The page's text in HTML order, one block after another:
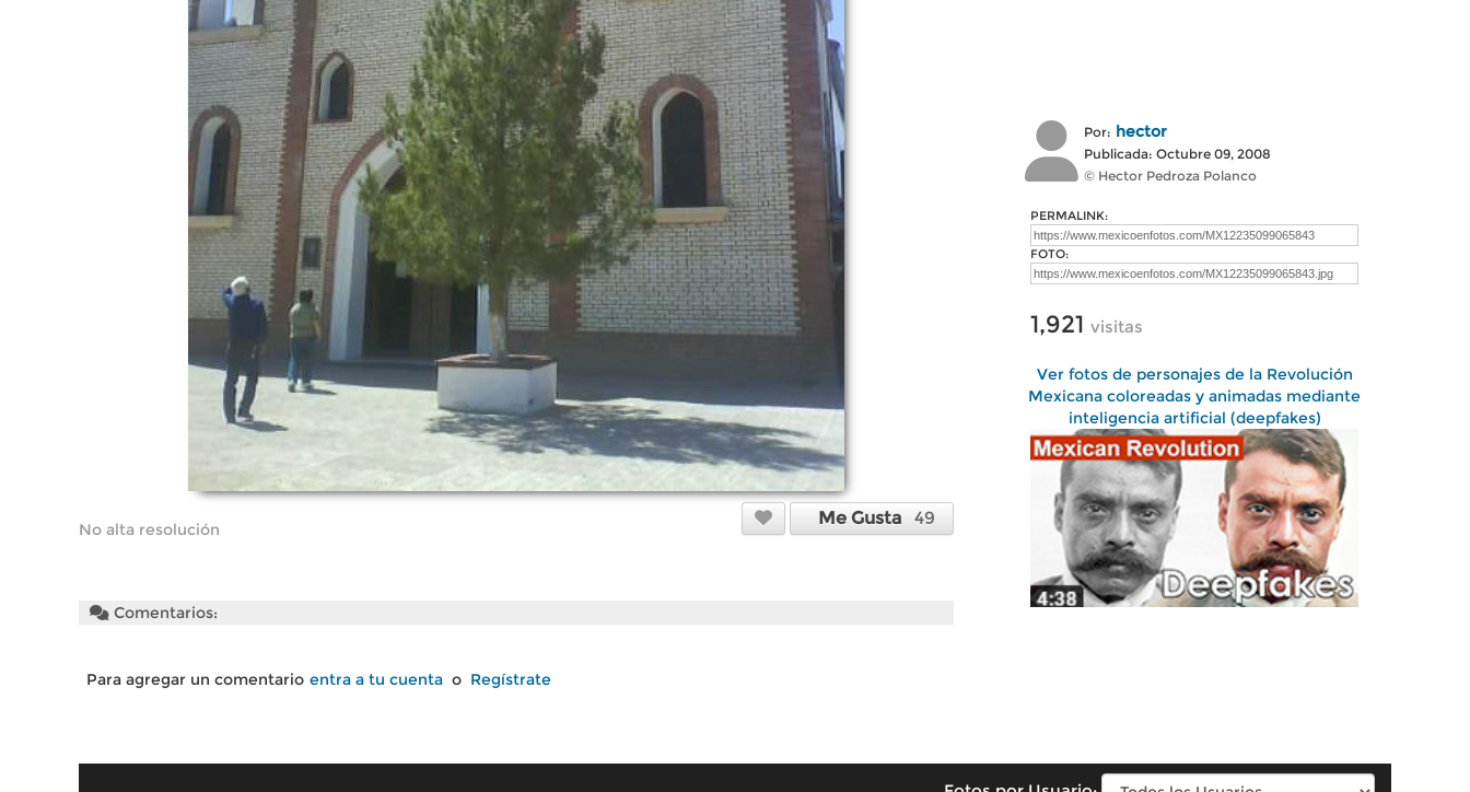
No alta resolución
Me Gusta 49
Comentarios:
Para agregar un comentario entra a tu cuenta o Regístrate
Por: hector
Publicada: Octubre 09, 2008
© Hector Pedroza Polanco
PERMALINK:
FOTO:
1,921 visitas
Ver fotos de personajes de la Revolución
Mexicana coloreadas y animadas mediante
inteligencia artificial (deepfakes)